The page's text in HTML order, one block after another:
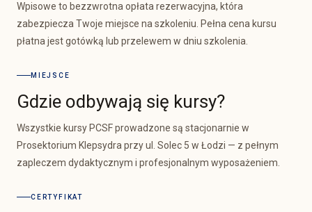
Wpisowe to bezzwrotna opłata rezerwacyjna, która
zabezpiecza Twoje miejsce na szkoleniu. Pełna cena kursu
płatna jest gotówką lub przelewem w dniu szkolenia.
MIEJSCE
Gdzie odbywają się kursy?
Wszystkie kursy PCSF prowadzone są stacjonarnie w
Prosektorium Klepsydra przy ul. Solec 5 w Łodzi — z pełnym
zapleczem dydaktycznym i profesjonalnym wyposażeniem.
CERTYFIKAT